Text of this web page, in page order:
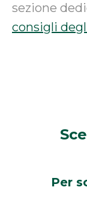
sezione
consigli
Per